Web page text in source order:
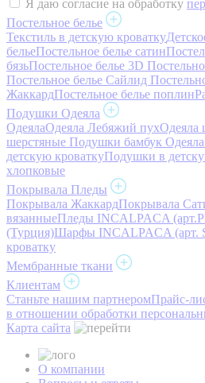
Я даю согласие на обработку
Постельное белье
Текстиль в детскую кроватку
бельеПостельное белье сатин
бязьПостельное белье 3D
Постельное белье Сайлид
ЖаккардПостельное белье поплин
Подушки Одеяла
ОдеялаОдеяла Лебяжий пухОдеяла
шерстяные Подушки бамбук
детскую кроваткуПодушки в
хлопковые
Покрывала Пледы
Покрывала ЖаккардПокрывала
вязанныеПледы INCALPACA
(Турция)Шарфы INCALPACA (арт.
кроватку
Мембранные ткани
Клиентам
Станьте нашим партнеромПрайс-
в отношении обработки
Карта сайта
О компании